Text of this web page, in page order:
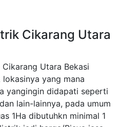
Cikarang Utara
Utara Bekasi
yang mana
yangingin didapati seperti
lain-lainnya, pada umum
1Ha dibutuhkn minimal 1